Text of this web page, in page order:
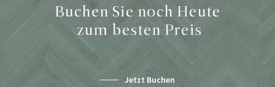
Buchen Sie noch Heute
zum besten Preis
Jetzt Buchen